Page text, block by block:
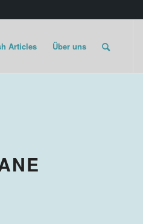
Articles Über uns